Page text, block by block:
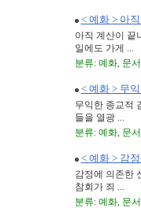
< 예화 > 아
아직 계산이 끝
일에도 가게 ...
분류: 예화, 문
< 예화 > 무
무익한 종교적
들을 열광 ...
분류: 예화, 문
< 예화 > 감
감정에 의존한
참회가 죄 ...
분류: 예화, 문